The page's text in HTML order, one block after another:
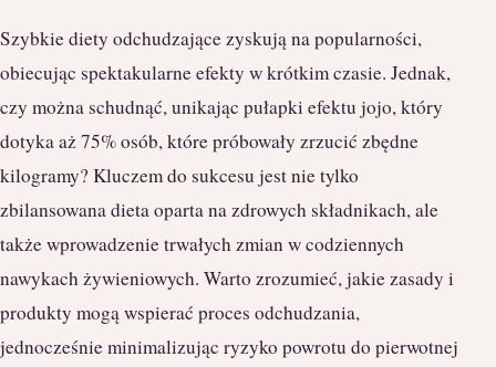
Szybkie diety odchudzające zyskują na popularności,
obiecując spektakularne efekty w krótkim czasie. Jednak,
czy można schudnąć, unikając pułapki efektu jojo, który
dotyka aż 75% osób, które próbowały zrzucić zbędne
kilogramy? Kluczem do sukcesu jest nie tylko
zbilansowana dieta oparta na zdrowych składnikach, ale
także wprowadzenie trwałych zmian w codziennych
nawykach żywieniowych. Warto zrozumieć, jakie zasady i
produkty mogą wspierać proces odchudzania,
jednocześnie minimalizując ryzyko powrotu do pierwotnej